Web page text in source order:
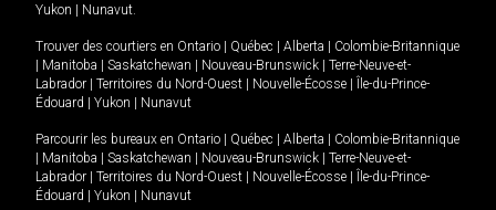
Yukon | Nunavut
Trouver des courtiers en Ontario | Québec | Alberta | Colombie-Britannique
| Manitoba | Saskatchewan | Nouveau-Brunswick | Terre-Neuve-et-
Labrador | Territoires du Nord-Ouest | Nouvelle-Écosse | Île-du-Prince-
Édouard | Yukon | Nunavut
Parcourir les bureaux en Ontario | Québec | Alberta | Colombie-Britannique
| Manitoba | Saskatchewan | Nouveau-Brunswick | Terre-Neuve-et-
Labrador | Territoires du Nord-Ouest | Nouvelle-Écosse | Île-du-Prince-
Édouard | Yukon | Nunavut